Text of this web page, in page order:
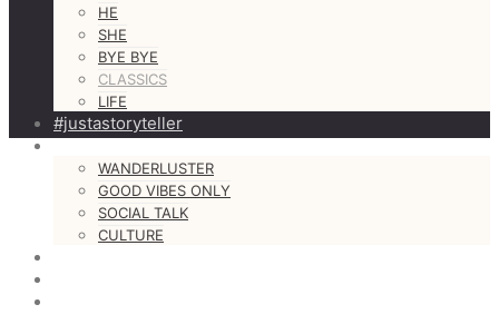
HE
SHE
BYE BYE
CLASSICS
LIFE
#justastoryteller
MORE
WANDERLUSTER
GOOD VIBES ONLY
SOCIAL TALK
CULTURE